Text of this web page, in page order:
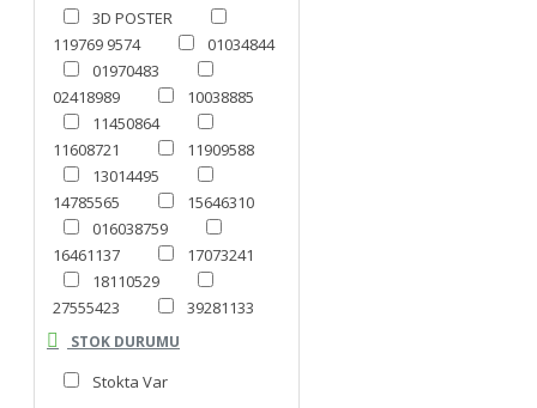
3D POSTER
119769 9574
01034844
01970483
02418989
10038885
11450864
11608721
11909588
13014495
14785565
15646310
016038759
16461137
17073241
18110529
27555423
39281133
43298460
53909174
STOK DURUMU
Stokta Var